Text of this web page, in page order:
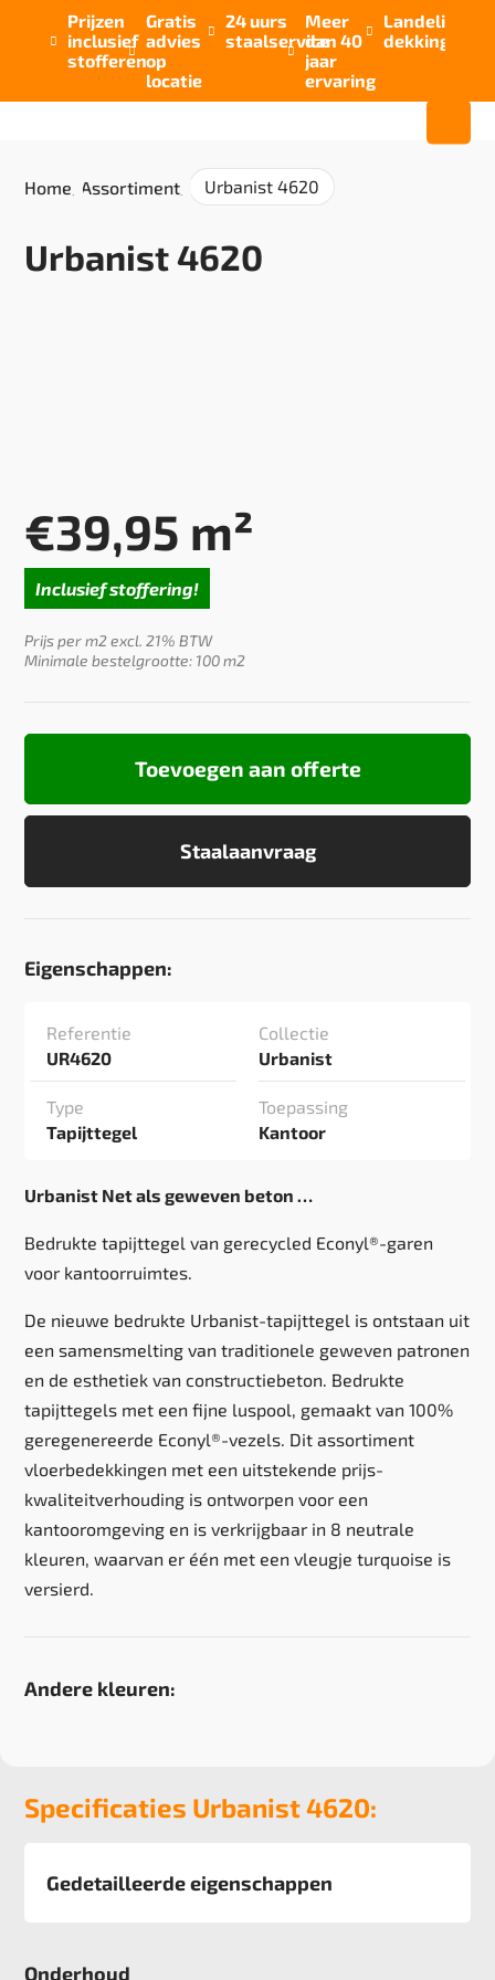

Prijzen
inclusief
stofferen

Gratis
advies
op
locatie

24 uurs
staalservice

Meer
dan 40
jaar
ervaring

Landelijke
dekking
Home Assortiment Urbanist 4620
Urbanist 4620
€39,95 m²
Inclusief stoffering!
Prijs per m2 excl. 21% BTW
Minimale bestelgrootte: 100 m2
Staalaanvraag
Toevoegen aan offerte
Eigenschappen:
Referentie
UR4620
Collectie
Urbanist
Type
Tapijttegel
Toepassing
Kantoor
Urbanist Net als geweven beton …
Bedrukte tapijttegel van gerecycled Econyl®-garen
voor kantoorruimtes.
De nieuwe bedrukte Urbanist-tapijttegel is ontstaan uit
een samensmelting van traditionele geweven patronen
en de esthetiek van constructiebeton. Bedrukte
tapijttegels met een fijne luspool, gemaakt van 100%
geregenereerde Econyl®-vezels. Dit assortiment
vloerbedekkingen met een uitstekende prijs-
kwaliteitverhouding is ontworpen voor een
kantooromgeving en is verkrijgbaar in 8 neutrale
kleuren, waarvan er één met een vleugje turquoise is
versierd.
Andere kleuren:
Specificaties Urbanist 4620:
Gedetailleerde eigenschappen
Onderhoud